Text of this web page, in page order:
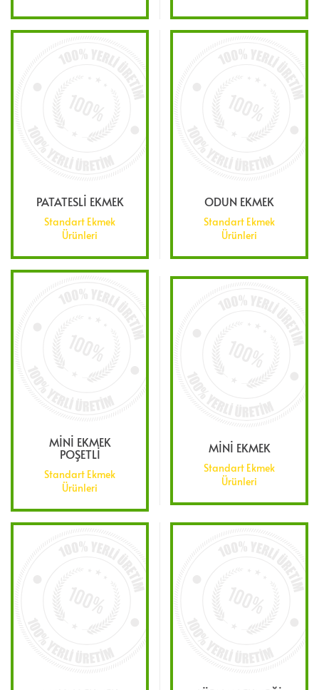
PATATESLİ EKMEK
Standart Ekmek
Ürünleri
ODUN EKMEK
Standart Ekmek
Ürünleri
MİNİ EKMEK
POŞETLİ
Standart Ekmek
Ürünleri
MİNİ EKMEK
Standart Ekmek
Ürünleri